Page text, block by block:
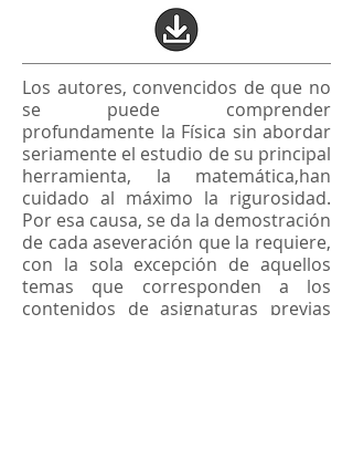
Los autores, convencidos de que no
se puede comprender
profundamente la Física sin abordar
seriamente el estudio de su principal
herramienta, la matemática,han
cuidado al máximo la rigurosidad.
Por esa causa, se da la demostración
de cada aseveración que la requiere,
con la sola excepción de aquellos
temas que corresponden a los
contenidos de asignaturas previas